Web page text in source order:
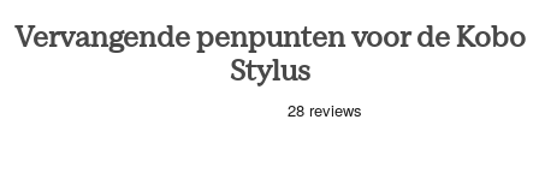
Vervangende penpunten voor de Kobo
Stylus